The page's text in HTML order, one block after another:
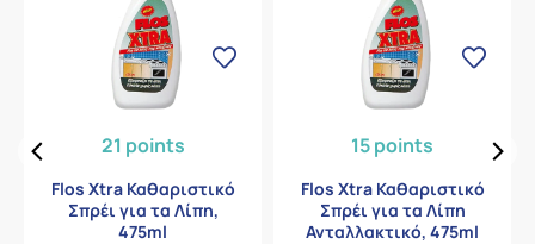
21 points
Flos Xtra Καθαριστικό
Σπρέι για τα Λίπη,
475ml
15 points
Flos Xtra Καθαριστικό
Σπρέι για τα Λίπη
Ανταλλακτικό, 475ml